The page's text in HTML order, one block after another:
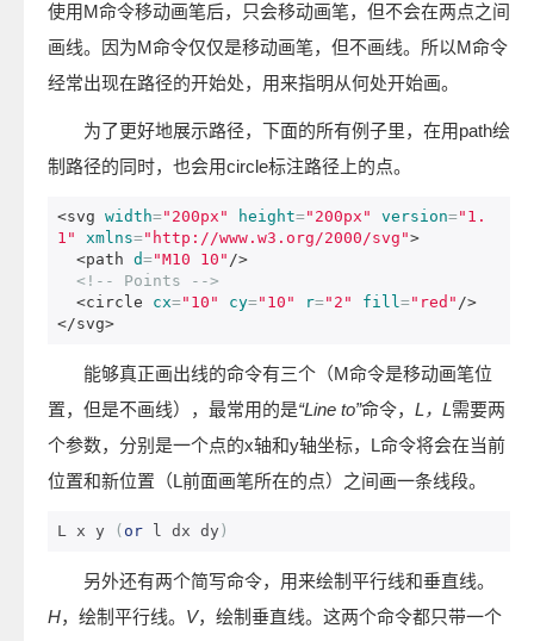
使用M命令移动画笔后，只会移动画笔，但不会在两点之间
画线。因为M命令仅仅是移动画笔，但不画线。所以M命令
经常出现在路径的开始处，用来指明从何处开始画。
为了更好地展示路径，下面的所有例子里，在用path绘
制路径的同时，也会用circle标注路径上的点。
<svg width="200px" height="200px" version="1.
1"
xmlns="http://www.w3.org/2000/svg">
<path d="M10 10" />
<!-- Points -->
<circle
cx="10" cy="10" r="2" fill="red" />
</svg>
能够真正画出线的命令有三个（M命令是移动画笔位
置，但是不画线），最常用的是“Line to”命令， L，L需要两
个参数，分别是一个点的x轴和y轴坐标，L命令将会在当前
位置和新位置（L前面画笔所在的点）之间画一条线段。
L x y ( or l dx dy )
另外还有两个简写命令，用来绘制平行线和垂直线。
H，绘制平行线。 V，绘制垂直线。这两个命令都只带一个